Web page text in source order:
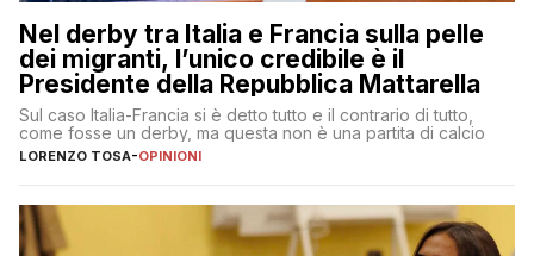
Nel derby tra Italia e Francia sulla pelle
dei migranti, l’unico credibile è il
Presidente della Repubblica Mattarella
Sul caso Italia-Francia si è detto tutto e il contrario di tutto,
come fosse un derby, ma questa non è una partita di calcio
LORENZO TOSA-OPINIONI